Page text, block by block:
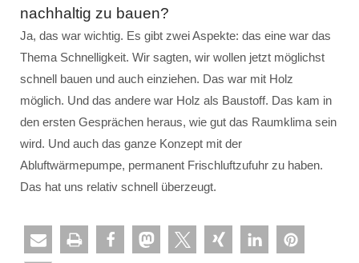
nachhaltig zu bauen?
Ja, das war wichtig. Es gibt zwei Aspekte: das eine war das
Thema Schnelligkeit. Wir sagten, wir wollen jetzt möglichst
schnell bauen und auch einziehen. Das war mit Holz
möglich. Und das andere war Holz als Baustoff. Das kam in
den ersten Gesprächen heraus, wie gut das Raumklima sein
wird. Und auch das ganze Konzept mit der
Abluftwärmepumpe, permanent Frischluftzufuhr zu haben.
Das hat uns relativ schnell überzeugt.